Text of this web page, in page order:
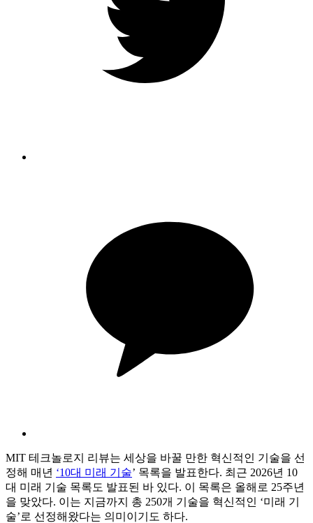
MIT 테크놀로지 리뷰는 세상을 바꿀 만한 혁신적인 기술을 선
정해 매년 ‘10대 미래 기술’ 목록을 발표한다. 최근 2026년 10
대 미래 기술 목록도 발표된 바 있다. 이 목록은 올해로 25주년
을 맞았다. 이는 지금까지 총 250개 기술을 혁신적인 ‘미래 기
술’로 선정해왔다는 의미이기도 하다.